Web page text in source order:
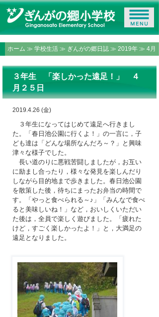
ホーム ≫ 学校生活 ≫ ぎんがの郷日誌 ≫ 2019年 ≫ 4月
３年生 「楽しかった遠足！」 ４
月２５日
2019.4.26 (金)
３年生になってはじめて遠足へ行きまし
た。「春日池公園に行くよ！」の一言に，子
ども達は「どんな場所なんだろ～？」と興味
津々な様子でした。
長い道のりに悪戦苦闘しましたが，お互い
に励まし合ったり，様々な発見を楽しんだり
しながら目的地まで歩きました。春日池公園
を散策した後，待ちにまったお弁当の時間で
す。「やっと食べられる～♪」「みんなで食べ
ると美味しいね！」など，おいしくいただい
た後は，全員で楽しく遊びました。「疲れた
けど，すごく楽しかったよ！」と，大満足の
遠足となりました。